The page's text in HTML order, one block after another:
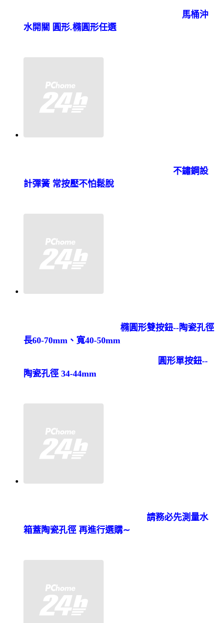
馬桶沖
水開關 圓形.橢圓形任選
不鏽鋼設
計彈簧 常按壓不怕鬆脫
橢圓形雙按鈕--陶瓷孔徑
長60-70mm、寬40-50mm
圓形單按鈕--
陶瓷孔徑 34-44mm
請務必先測量水
箱蓋陶瓷孔徑 再進行選購∼